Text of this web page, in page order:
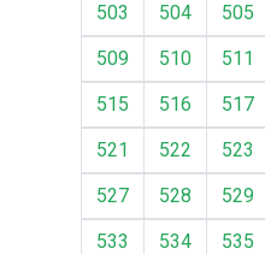
503
504 505
509
510 511
515
516 517
521
522 523
527
528 529
533
534 535